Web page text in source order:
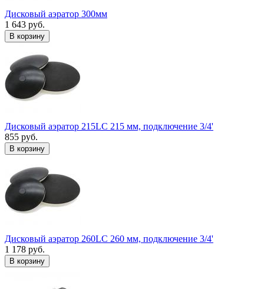
Дисковый аэратор 300мм
1 643 руб.
В корзину
Дисковый аэратор 215LC 215 мм, подключение 3/4'
855 руб.
В корзину
Дисковый аэратор 260LC 260 мм, подключение 3/4'
1 178 руб.
В корзину